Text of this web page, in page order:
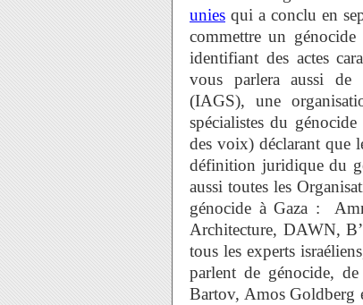
unies qui a conclu en
commettre un
identifiant des actes
vous parlera aussi de
(IAGS), une
spécialistes du
des voix) déclarant que
définition juridique du
aussi toutes les
génocide à Gaza :
Architecture, DAWN,
tous les experts
parlent de génocide,
Bartov, Amos Goldberg